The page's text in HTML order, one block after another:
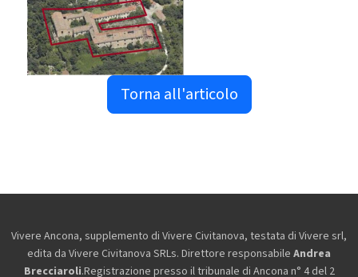
Torna all'articolo
Vivere Ancona, supplemento di Vivere Civitanova, testata di Vivere srl,
edita da Vivere Civitanova SRLs. Direttore responsabile Andrea
Brecciaroli.Registrazione presso il tribunale di Ancona n° 4 del 2